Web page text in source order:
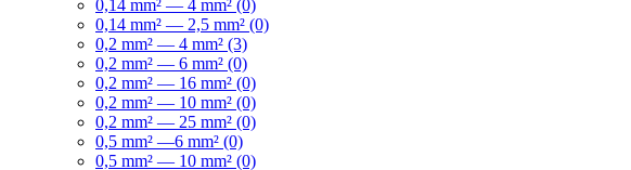
0,14 mm² — 4 mm² (0)
0,14 mm² — 2,5 mm² (0)
0,2 mm² — 4 mm² (3)
0,2 mm² — 6 mm² (0)
0,2 mm² — 16 mm² (0)
0,2 mm² — 10 mm² (0)
0,2 mm² — 25 mm² (0)
0,5 mm² —6 mm² (0)
0,5 mm² — 10 mm² (0)